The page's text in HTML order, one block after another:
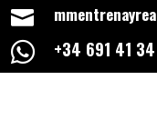

 +34 691 41 34